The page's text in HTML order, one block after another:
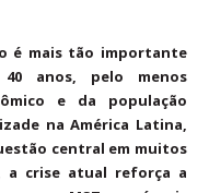
é mais tão importante
anos, pelo menos
e da população
na América Latina,
central em muitos
a crise atual reforça a